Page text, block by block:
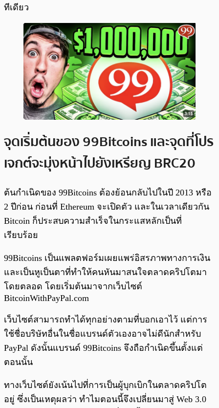
ทีเดียว
จุดเริ่มต้นของ 99Bitcoins และจุดที่โปร
เจกต์จะมุ่งหน้าไปยังเหรียญ BRC20
ต้นกำเนิดของ 99Bitcoins ต้องย้อนกลับไปในปี 2013 หรือ
2 ปีก่อน ก่อนที่ Ethereum จะเปิดตัว และในเวลาเดียวกัน
Bitcoin ก็ประสบความสำเร็จในกระแสหลักเป็นที่
เรียบร้อย
99Bitcoins เป็นแพลตฟอร์มเผยแพร่อิสรภาพทางการเงิน
และเป็นหูเป็นตาที่ทำให้คนหันมาสนใจตลาดคริปโตมา
โดยตลอด โดยเริ่มต้นมาจากเว็บไซต์
BitcoinWithPayPal.com
เว็บไซต์สามารถทำได้ทุกอย่างตามที่บอกเอาไว้ แต่การ
ใช้ชื่อบริษัทอื่นในชื่อแบรนด์ตัวเองอาจไม่ดีนักสำหรับ
PayPal ดังนั้นแบรนด์ 99Bitcoins จึงถือกำเนิดขึ้นตั้งแต่
ตอนนั้น
ทางเว็บไซต์ยังเน้นไปที่การเป็นผู้บุกเบิกในตลาดคริปโต
อยู่ ซึ่งเป็นเหตุผลว่า ทำไมตอนนี้จึงเปลี่ยนมาสู่ Web 3.0